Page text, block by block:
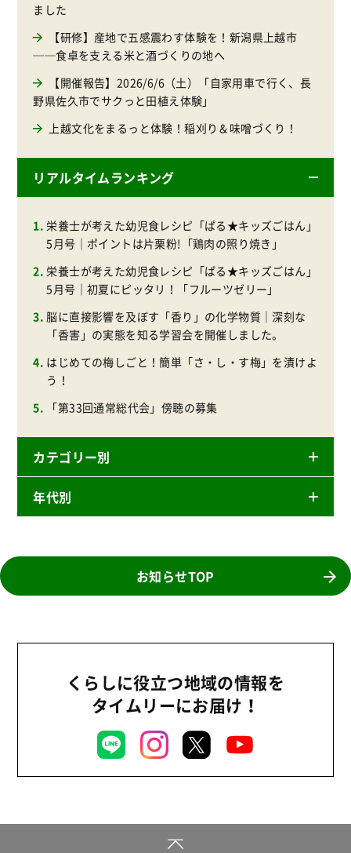
ました
【研修】産地で五感震わす体験を！新潟県上越市
──食卓を支える米と酒づくりの地へ
【開催報告】2026/6/6（土）「自家用車で行く、長
野県佐久市でサクっと田植え体験」
上越文化をまるっと体験！稲刈り＆味噌づくり！
リアルタイムランキング
栄養士が考えた幼児食レシピ「ぱる★キッズごはん」
5月号｜ポイントは片栗粉!「鶏肉の照り焼き」
栄養士が考えた幼児食レシピ「ぱる★キッズごはん」
5月号｜初夏にピッタリ！「フルーツゼリー」
脳に直接影響を及ぼす「香り」の化学物質｜深刻な
「香害」の実態を知る学習会を開催しました。
はじめての梅しごと！簡単「さ・し・す梅」を漬けよ
う！
「第33回通常総代会」傍聴の募集
カテゴリー別
ニュースリリース
商品
地域コミュニティ
平和と国際連帯
お米の出前授業
いなぎめぐみの里山
年代別
2024年
2021年
お知らせTOP
くらしに役立つ地域の情報を
タイムリーにお届け！